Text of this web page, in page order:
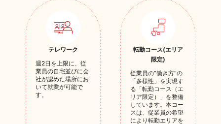
テレワーク
週2日を上限に、従
業員の自宅並びに会
社が認めた場所にお
いて就業が可能で
す。
転勤コース(エリア
限定)
従業員の“働き方”の
「多様性」を実現す
る「転勤コース（エ
リア限定）」を整備
しています。本コー
スは、従業員の希望
により転勤エリアを